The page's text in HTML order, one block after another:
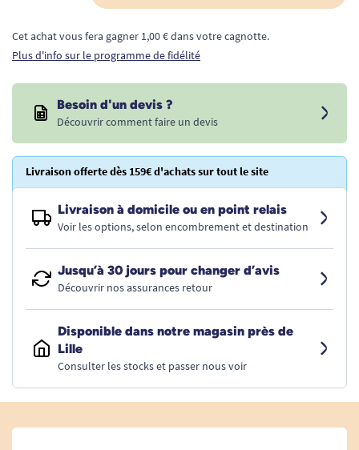
Cet achat vous fera gagner 1,00 € dans votre cagnotte.
Plus d'info sur le programme de fidélité
Besoin d'un devis ?
Découvrir comment faire un devis
Livraison offerte dès 159€ d'achats sur tout le site
Livraison à domicile ou en point relais
Voir les options, selon encombrement et destination
Jusqu’à 30 jours pour changer d’avis
Découvrir nos assurances retour
Disponible dans notre magasin près de
Lille
Consulter les stocks et passer nous voir